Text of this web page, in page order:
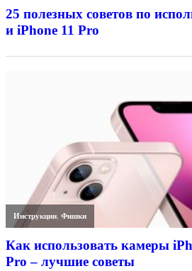
25 полезных советов по
и iPhone 11 Pro
Инструкции,Фишки
Как использовать камеры
Pro – лучшие советы